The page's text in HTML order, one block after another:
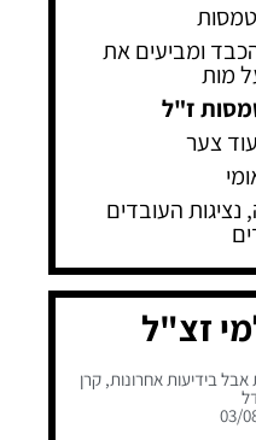
ומביעים את
מות
ז"ל
צער
נציגות העובדים
זצ"ל
בידיעות אחרונות,קרן
03/